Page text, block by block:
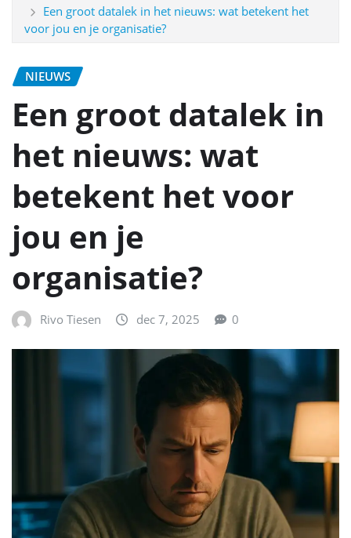
Een groot datalek in het nieuws: wat betekent het
voor jou en je organisatie?
NIEUWS
Een groot datalek in
het nieuws: wat
betekent het voor
jou en je
organisatie?
Rivo Tiesen dec 7, 2025 0